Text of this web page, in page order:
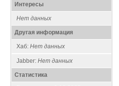
Интересы
Нет данных
Другая информация
Хаб:Нет данных
Jabber:Нет данных
Статистика